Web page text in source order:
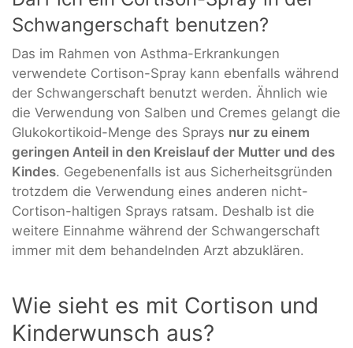
Schwangerschaft benutzen?
Das im Rahmen von Asthma-Erkrankungen
verwendete Cortison-Spray kann ebenfalls während
der Schwangerschaft benutzt werden. Ähnlich wie
die Verwendung von Salben und Cremes gelangt die
Glukokortikoid-Menge des Sprays nur zu einem
geringen Anteil in den Kreislauf der Mutter und des
Kindes. Gegebenenfalls ist aus Sicherheitsgründen
trotzdem die Verwendung eines anderen nicht-
Cortison-haltigen Sprays ratsam. Deshalb ist die
weitere Einnahme während der Schwangerschaft
immer mit dem behandelnden Arzt abzuklären.
Wie sieht es mit Cortison und
Kinderwunsch aus?